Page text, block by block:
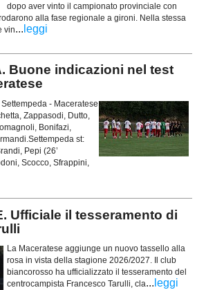
dopo aver vinto il campionato provinciale con
alla fase regionale a gironi. Nella stessa
vin... leggi
Buone indicazioni nel test
- Maceratese
Zappasodi, Dutto,
Bonifazi,
st:
Pepi (26’
Scocco, Sfrappini,
Ufficiale il tesseramento di
La Maceratese aggiunge un nuovo tassello alla
rosa in vista della stagione 2026/2027. Il club
biancorosso ha ufficializzato il tesseramento del
centrocampista Francesco Tarulli, cla... leggi